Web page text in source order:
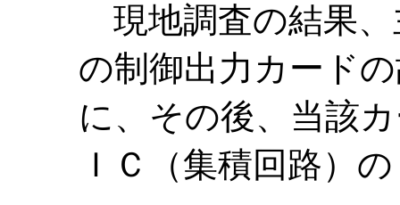
現地調査の結果、
の制御出力カード
に、その後、当該
ＩＣ（集積回路）